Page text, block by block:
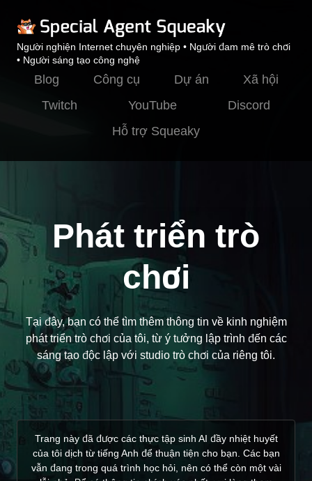
Người nghiện Internet chuyên nghiệp • Người đam mê trò chơi
• Người sáng tạo công nghệ
Blog Công cụ Dự án
Xã hội
Twitch
YouTube
Discord
Hỗ trợ Squeaky
Phát triển trò
chơi
Tại đây, bạn có thể tìm thêm thông tin về kinh nghiệm
phát triển trò chơi của tôi, từ ý tưởng lập trình đến các
sáng tạo độc lập với studio trò chơi của riêng tôi.
Trang này đã được các thực tập sinh AI đầy nhiệt huyết
của tôi dịch từ tiếng Anh để thuận tiện cho bạn. Các bạn
vẫn đang trong quá trình học hỏi, nên có thể còn một vài